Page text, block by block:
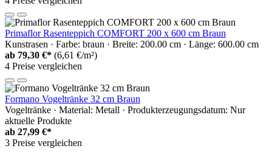
Primaflor Rasenteppich COMFORT 200 x 600 cm Braun
Kunstrasen · Farbe: braun · Breite: 200.00 cm · Länge: 600.00 cm
ab 79,30 €* (6,61 €/m²)
4 Preise vergleichen
Formano Vogeltränke 32 cm Braun
Vogeltränke · Material: Metall · Produkterzeugungsdatum: Nur
aktuelle Produkte
ab 27,99 €*
3 Preise vergleichen